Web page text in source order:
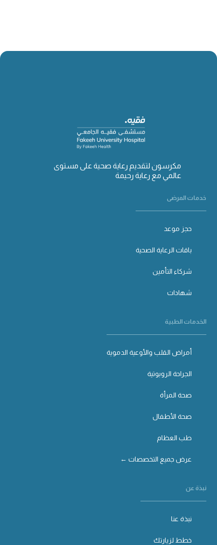
مكرسون لتقديم رعاية صحية على مستوى
عالمي مع رعاية رحيمة
خدمات المرضى
حجز موعد
باقات الرعاية الصحية
شركاء التأمين
شهادات
الخدمات الطبية
أمراض القلب والأوعية الدموية
الجراحة الروبوتية
صحة المرأة
صحة الأطفال
طب العظام
عرض جميع التخصصات ←
نبذة عن
نبذة عنا
خطط لزيارتك